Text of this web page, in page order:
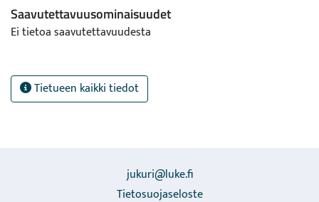
Saavutettavuusominaisuudet
Ei tietoa saavutettavuudesta
Tietueen kaikki tiedot
jukuri@luke.fi
Tietosuojaseloste